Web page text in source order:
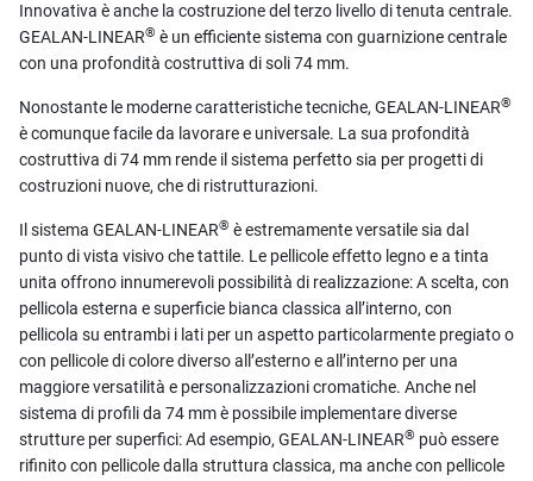
Innovativa è anche la costruzione del terzo livello di tenuta centrale.
GEALAN-LINEAR® è un efficiente sistema con guarnizione centrale
con una profondità costruttiva di soli 74 mm.
Nonostante le moderne caratteristiche tecniche, GEALAN-LINEAR®
è comunque facile da lavorare e universale. La sua profondità
costruttiva di 74 mm rende il sistema perfetto sia per progetti di
costruzioni nuove, che di ristrutturazioni.
Il sistema GEALAN-LINEAR® è estremamente versatile sia dal
punto di vista visivo che tattile. Le pellicole effetto legno e a tinta
unita offrono innumerevoli possibilità di realizzazione: A scelta, con
pellicola esterna e superficie bianca classica all’interno, con
pellicola su entrambi i lati per un aspetto particolarmente pregiato o
con pellicole di colore diverso all’esterno e all’interno per una
maggiore versatilità e personalizzazioni cromatiche. Anche nel
sistema di profili da 74 mm è possibile implementare diverse
strutture per superfici: Ad esempio, GEALAN-LINEAR® può essere
rifinito con pellicole dalla struttura classica, ma anche con pellicole